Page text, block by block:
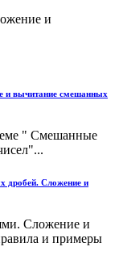
и
и вычитание смешанных
" Смешанные
дробей. Сложение и
Сложение и
и примеры